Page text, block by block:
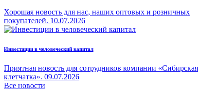
Хорошая новость для нас, наших оптовых и розничных
покупателей. 10.07.2026
Инвестиции в человеческий капитал
Приятная новость для сотрудников компании «Сибирская
клетчатка». 09.07.2026
Все новости